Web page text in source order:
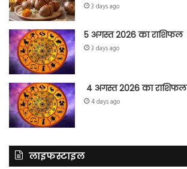
3 days ago
5 अगस्त 2026 का राशिफल
3 days ago
4 अगस्त 2026 का राशिफल
4 days ago
लाइफस्टाइल